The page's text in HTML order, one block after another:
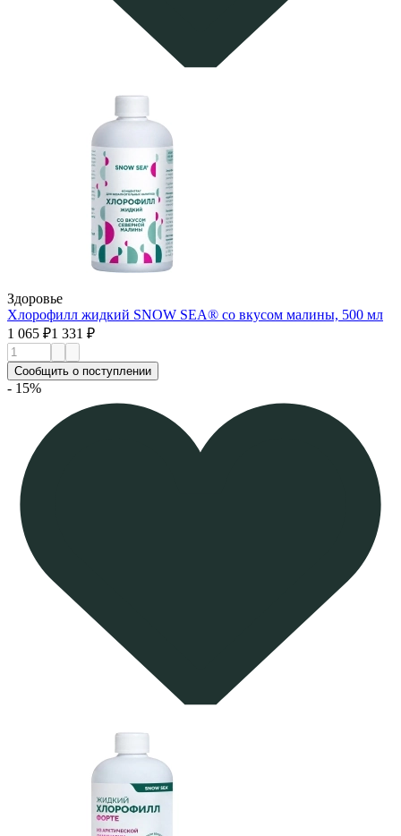
Здоровье
Хлорофилл жидкий SNOW SEA® со вкусом малины, 500 мл
1 065 ₽1 331 ₽
Сообщить о поступлении
- 15%